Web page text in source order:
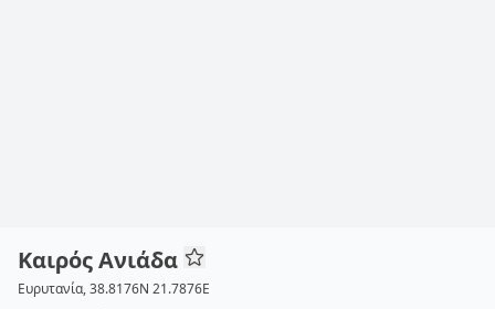
Καιρός Ανιάδα
Ευρυτανία, 38.8176N 21.7876E